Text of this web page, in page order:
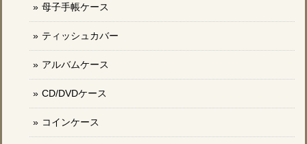
母子手帳ケース
ティッシュカバー
アルバムケース
CD/DVDケース
コインケース